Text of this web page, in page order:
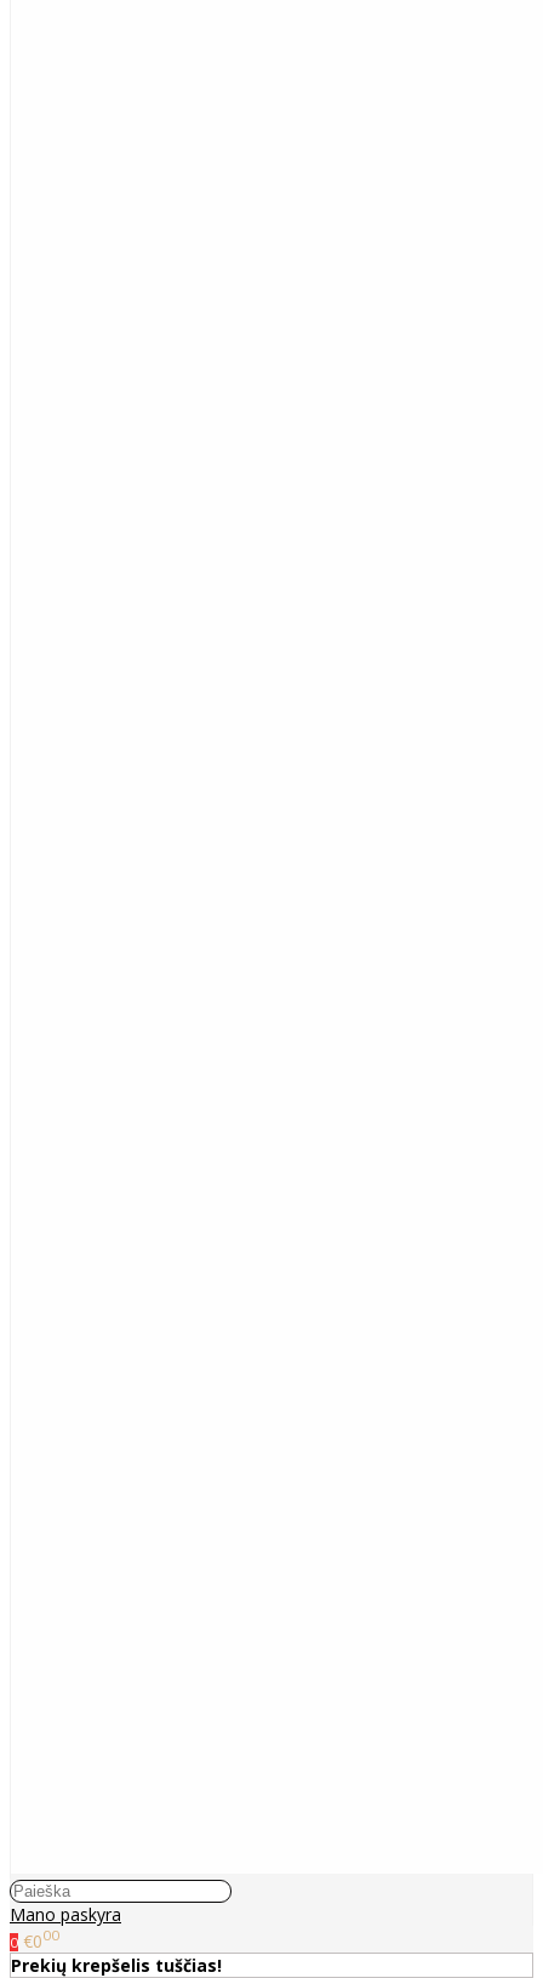
Mano paskyra
0 €000
Prekių krepšelis tuščias!